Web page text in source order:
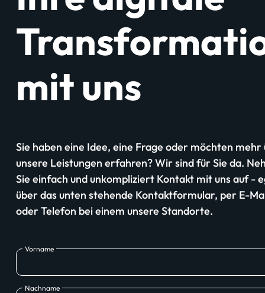
mit uns
Sie haben eine Idee, eine Frage oder möchten mehr
unsere Leistungen erfahren? Wir sind für Sie da.
Sie einfach und unkompliziert Kontakt mit uns auf -
über das unten stehende Kontaktformular, per E-
oder Telefon bei einem unsere Standorte.
Vorname
Nachname